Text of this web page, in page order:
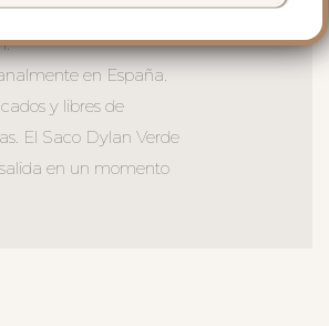
— para grupos
en España.
y libres de
El Saco Dylan Verde
en un momento